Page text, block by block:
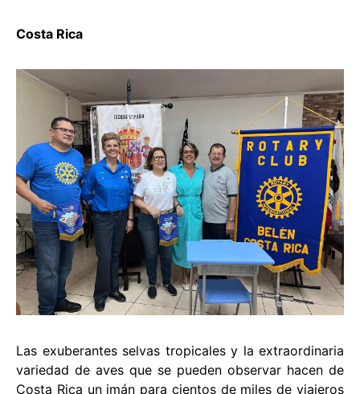
Costa Rica
Las exuberantes selvas tropicales y la extraordinaria
variedad de aves que se pueden observar hacen de
Costa Rica un imán para cientos de miles de viajeros